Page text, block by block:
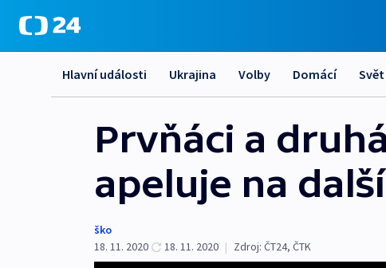
Hlavní události Ukrajina Volby Domácí Svět
Prvňáci a
apeluje na
ško
18. 11. 2020
18. 11. 2020 | Zdroj: ČT24, ČTK